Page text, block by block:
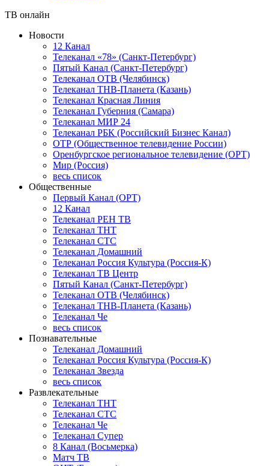
ТВ онлайн
Новости
12 Канал
Телеканал «78» (Санкт-Петербург)
Пятый Канал (Санкт-Петербург)
Телеканал ОТВ (Челябинск)
Телеканал ТНВ-Планета (Казань)
Телеканал Красная Линия
Телеканал Губерния (Самара)
Телеканал МИР 24
Телеканал РБК (Российский Бизнес Канал)
ОТР (Общественное телевидение России)
Оренбургское региональное телевидение (ОРТ)
Мир (Россия)
весь список
Общественные
Первый Канал (ОРТ)
12 Канал
Телеканал РЕН ТВ
Телеканал ТНТ
Телеканал СТС
Телеканал Домашний
Телеканал Россия Культура (Россия-К)
Телеканал ТВ Центр
Пятый Канал (Санкт-Петербург)
Телеканал ОТВ (Челябинск)
Телеканал ТНВ-Планета (Казань)
Телеканал Че
весь список
Познавательные
Телеканал Домашний
Телеканал Россия Культура (Россия-К)
Телеканал Звезда
весь список
Развлекательные
Телеканал ТНТ
Телеканал СТС
Телеканал Че
Телеканал Супер
8 Канал (Восьмерка)
Матч ТВ